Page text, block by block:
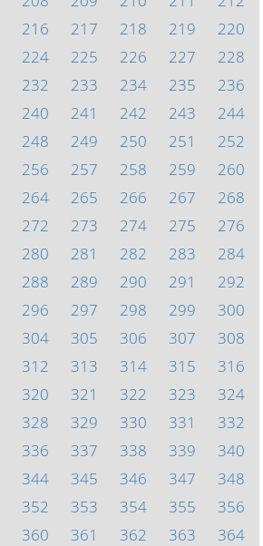
216 217 218 219
220
224 225 226 227
228
232 233 234 235
236
240 241 242 243
244
248 249 250 251
252
256 257 258 259
260
264 265 266 267
268
272 273 274 275
276
280 281 282 283
284
288 289 290 291
292
296 297 298 299
300
304 305 306 307
308
312 313 314 315
316
320 321 322 323
324
328 329 330 331
332
336 337 338 339
340
344 345 346 347
348
352 353 354 355
356
360 361 362 363
364